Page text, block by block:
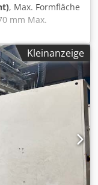
, Max. Formfläche
mm Max.
310 x 210
12 mm Max.
Max.
mm pos./neg.
S7-300, Panel
5
- Unterheizung
- Oberheizung
über
-
über
Kleinanzeige